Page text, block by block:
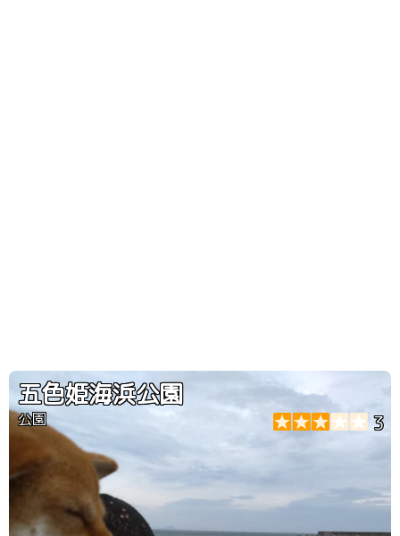
五色姫海浜公園
公園 3